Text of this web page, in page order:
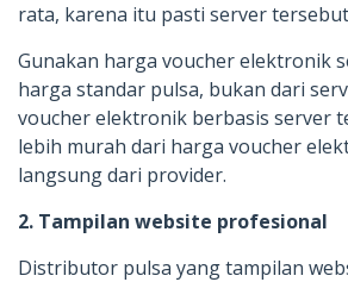
rata, karena itu pasti server
Gunakan harga voucher elektronik
harga standar pulsa, bukan dari
voucher elektronik berbasis server
lebih murah dari harga voucher
langsung dari provider.
2. Tampilan website profesional
Distributor pulsa yang tampilan